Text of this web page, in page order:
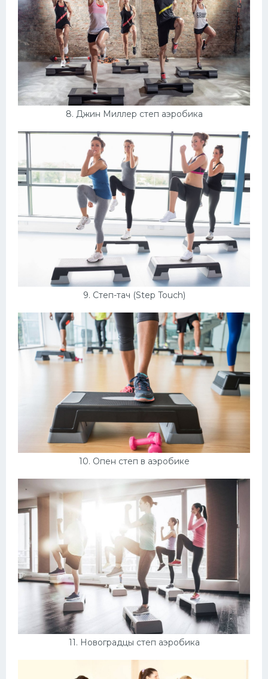
8. Джин Миллер степ аэробика
9. Степ-тач (Step Touch)
10. Опен степ в аэробике
11. Новоградцы степ аэробика